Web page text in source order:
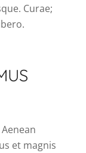
Curae;
et magnis